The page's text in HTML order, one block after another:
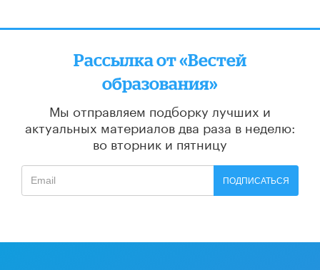
Рассылка от «Вестей
образования»
Мы отправляем подборку лучших и
актуальных материалов два раза в неделю:
во вторник и пятницу
ПОДПИСАТЬСЯ